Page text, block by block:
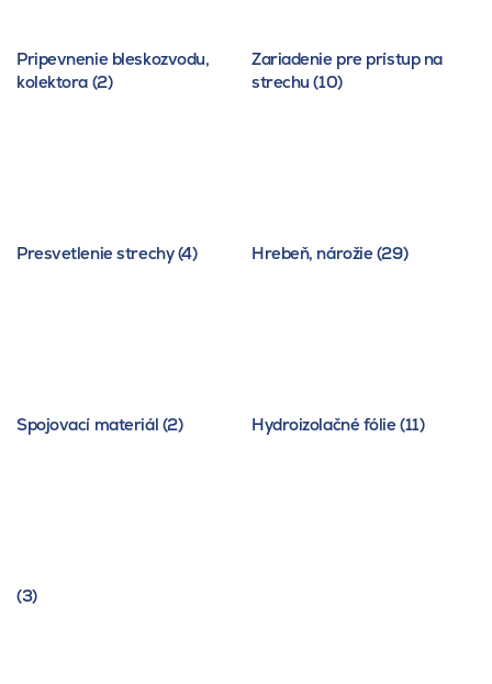
Pripevnenie bleskozvodu,
kolektora (2)
Zariadenie pre prístup na
strechu (10)
Presvetlenie strechy (4) Hrebeň, nárožie (29)
Spojovací materiál (2) Hydroizolačné fólie (11)
(3)